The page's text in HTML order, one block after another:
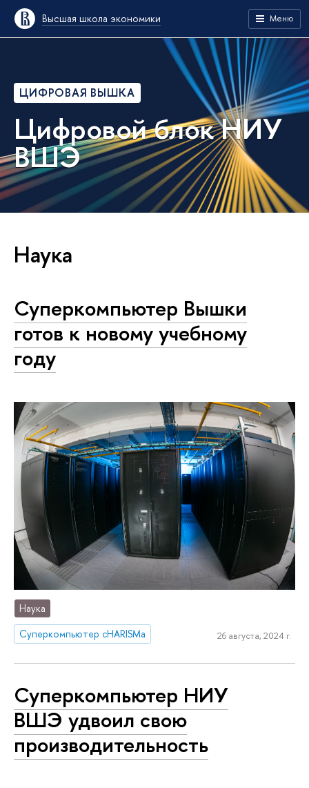
Высшая школа экономики Меню
ЦИФРОВАЯ ВЫШКА
Цифровой блок НИУ
ВШЭ
Наука
Суперкомпьютер Вышки
готов к новому учебному
году
Наука
Суперкомпьютер cHARISMa
26 августа, 2024 г.
Суперкомпьютер НИУ
ВШЭ удвоил свою
производительность